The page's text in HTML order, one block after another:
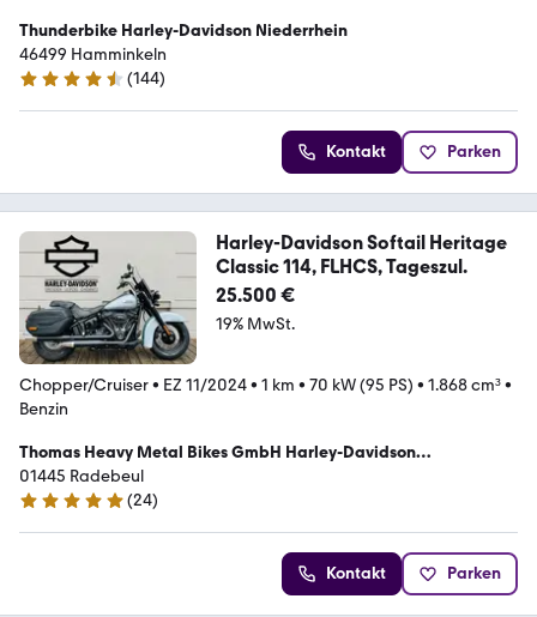
Thunderbike Harley-Davidson Niederrhein
46499 Hamminkeln
4.5 Sterne
(144)
Kontakt Parken
Harley-Davidson Softail Heritage
Classic 114, FLHCS, Tageszul.
25.500 €
19% MwSt.
Chopper/Cruiser• EZ 11/2024• 1 km • 70 kW (95 PS) • 1.868 cm³•
Benzin
Thomas Heavy Metal Bikes GmbH Harley-Davidson
Vertragshändler
01445 Radebeul
5 Sterne
(24)
Kontakt Parken